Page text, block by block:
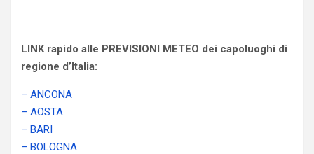
LINK rapido alle PREVISIONI METEO dei capoluoghi di
regione d’Italia:
– ANCONA
– AOSTA
– BARI
– BOLOGNA